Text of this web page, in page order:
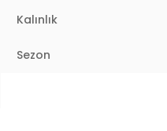
Kalınlık
Sezon